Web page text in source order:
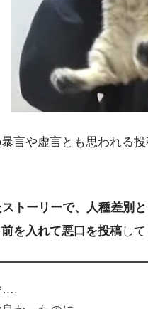
言や虚言とも思われる
トーリーで、
人種差別
を入れて悪口を投稿し
….